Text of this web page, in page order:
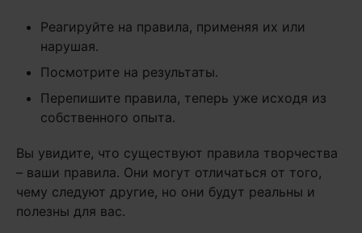
Реагируйте на правила, применяя их или
нарушая.
Посмотрите на результаты.
Перепишите правила, теперь уже исходя из
собственного опыта.
Вы увидите, что существуют правила творчества
– ваши правила. Они могут отличаться от того,
чему следуют другие, но они будут реальны и
полезны для вас.